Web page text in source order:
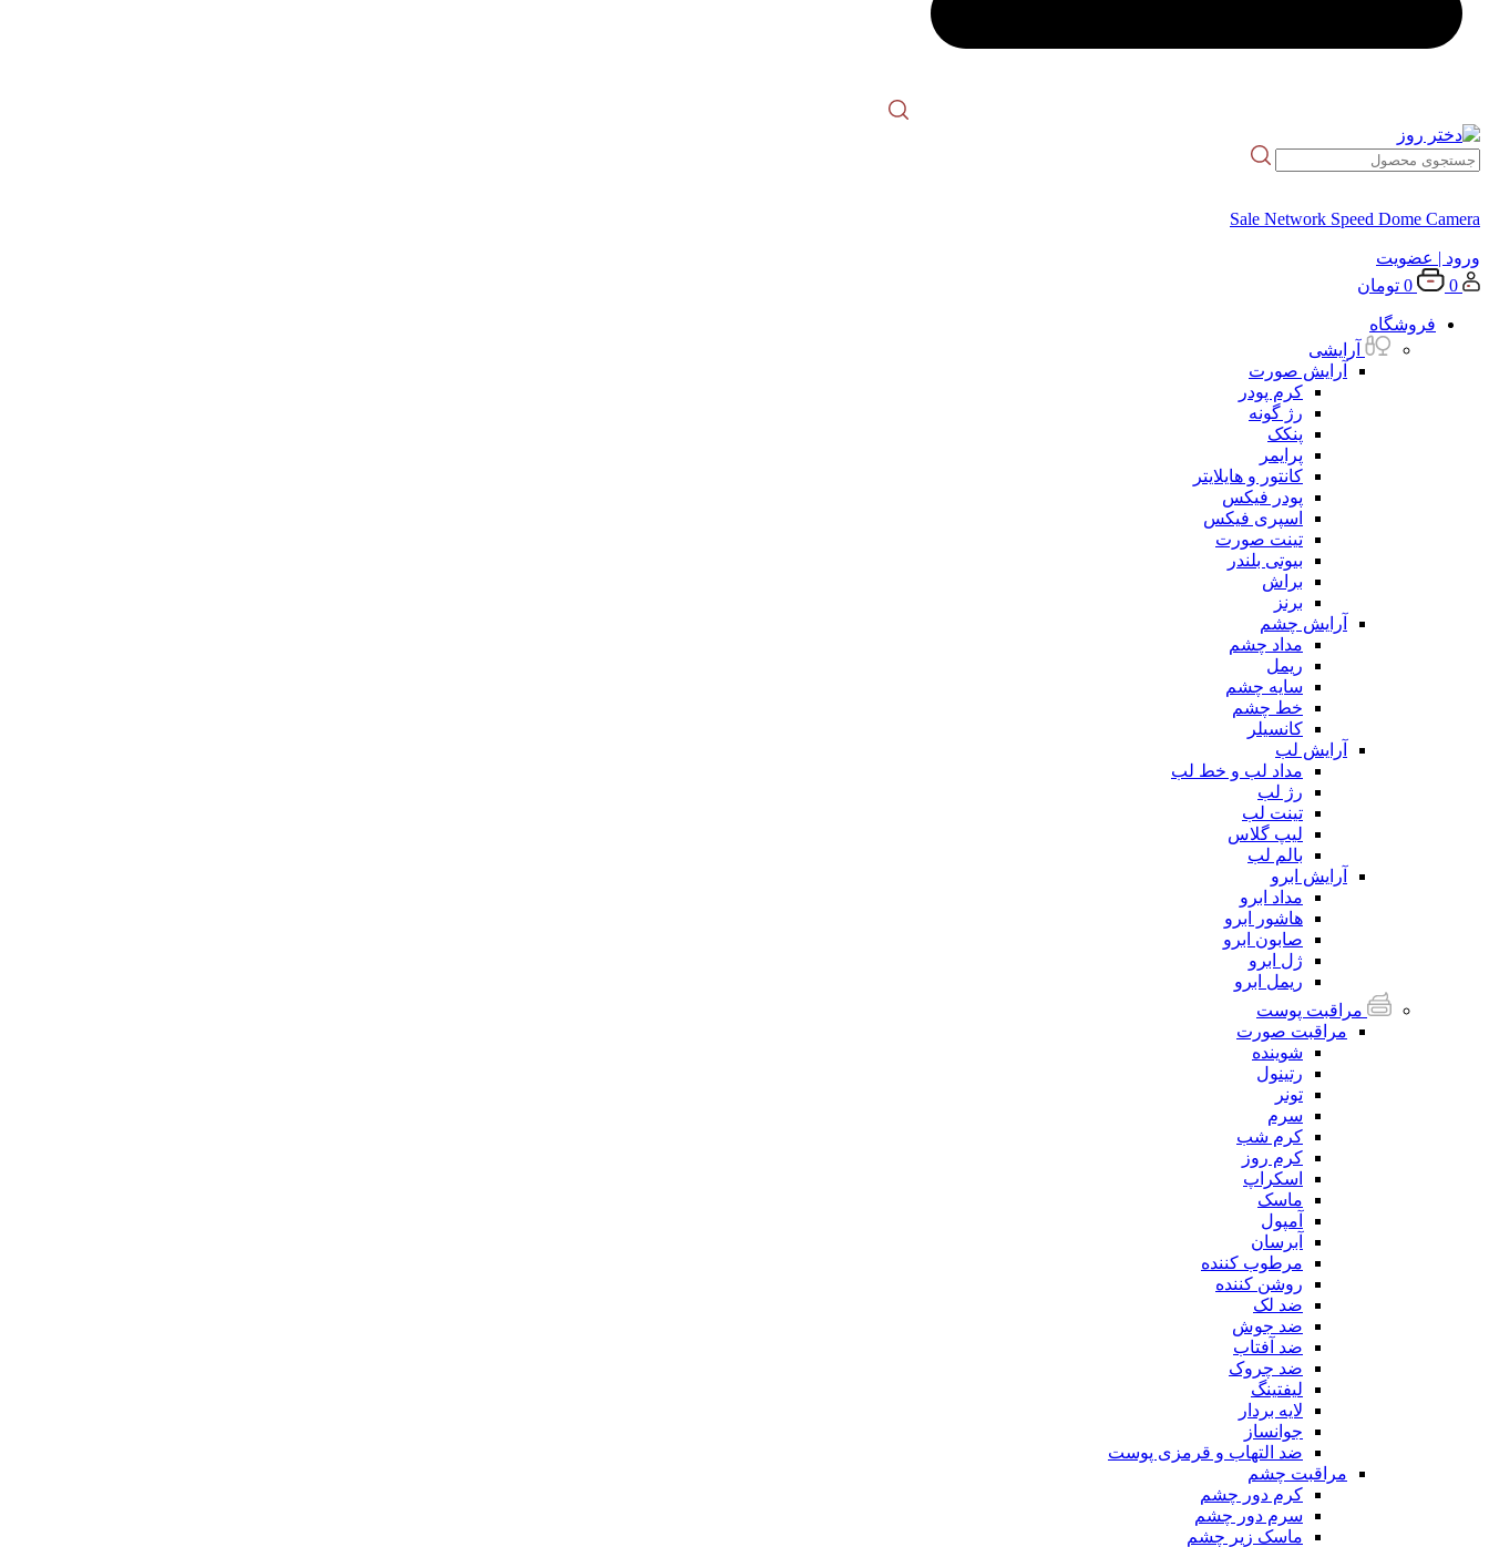
Sale Network Speed Dome Camera
ورود | عضویت
0
0 تومان
فروشگاه
آرایشی
آرایش صورت
کرم پودر
رژ گونه
پنکک
پرایمر
کانتور و هایلایتر
پودر فیکس
اسپری فیکس
تینت صورت
بیوتی بلندر
براش
برنز
آرایش چشم
مداد چشم
ریمل
سایه چشم
خط چشم
کانسیلر
آرایش لب
مداد لب و خط لب
رژ لب
تینت لب
لیپ گلاس
بالم لب
آرایش ابرو
مداد ابرو
هاشور ابرو
صابون ابرو
ژل ابرو
ریمل ابرو
مراقبت پوست
مراقبت صورت
شوینده
رتینول
تونر
سرم
کرم شب
کرم روز
اسکراپ
ماسک
آمپول
آبرسان
مرطوب کننده
روشن کننده
ضد لک
ضد جوش
ضد آفتاب
ضد چروک
لیفتینگ
لایه بردار
جوانساز
ضد التهاب و قرمزی پوست
مراقبت چشم
کرم دور چشم
سرم دور چشم
ماسک زیر چشم